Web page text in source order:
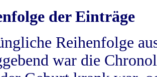
der Einträge
Reihenfolge
war die